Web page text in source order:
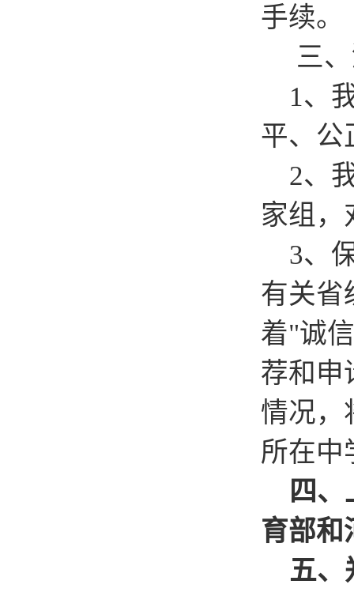
手续。
三、
1、
平、公
2、
家组，
3、
有关省
着"诚
荐和申
情况，
所在中
四、
育部和
五、